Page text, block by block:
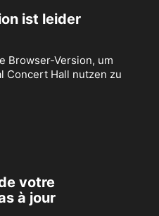
ist leider
Browser-Version, um
Concert Hall nutzen zu
votre
à jour